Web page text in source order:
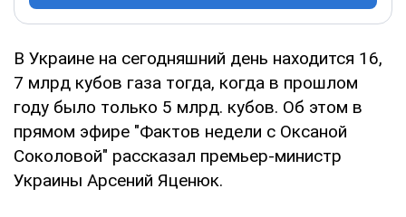
В Украине на сегодняшний день находится 16,
7 млрд кубов газа тогда, когда в прошлом
году было только 5 млрд. кубов. Об этом в
прямом эфире "Фактов недели с Оксаной
Соколовой" рассказал премьер-министр
Украины Арсений Яценюк.